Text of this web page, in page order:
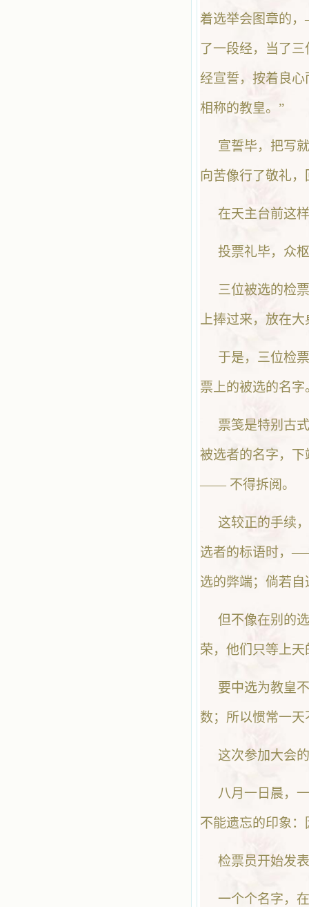
着选举会图章的
了一段经，当了
经宣誓，按着良
相称的教皇。”
宣誓毕，把写
向苦像行了敬礼
在天主台前这
投票礼毕，众
三位被选的检
上捧过来，放在
于是，三位检
票上的被选的名字
票笺是特别古
被选者的名字，
—— 不得拆阅。
这较正的手续
选者的标语时，
选的弊端；倘若
但不像在别的
荣，他们只等上
要中选为教皇
数；所以惯常一
这次参加大会
八月一日晨，
不能遗忘的印象
检票员开始发
一个个名字，